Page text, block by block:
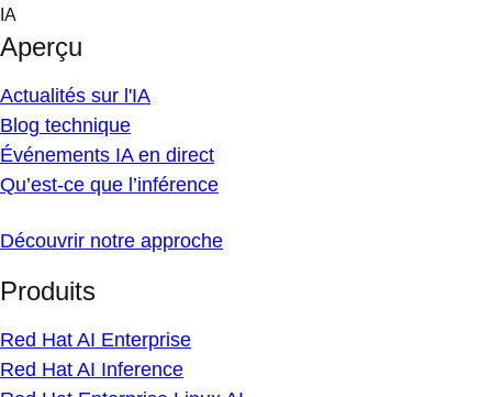
Skip
content
IA
Aperçu
Actualités sur l'IA
Blog technique
Événements IA en direct
Qu’est-ce que l’inférence
Découvrir notre approche
Produits
Red Hat AI Enterprise
Red Hat AI Inference